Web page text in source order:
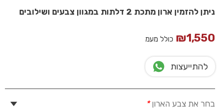
ניתן להזמין ארון מתכת 2 דלתות במגוון צבעים ושילובים
₪1,550 כולל מעמ
להתייעצות
בחר את צבע הארון*